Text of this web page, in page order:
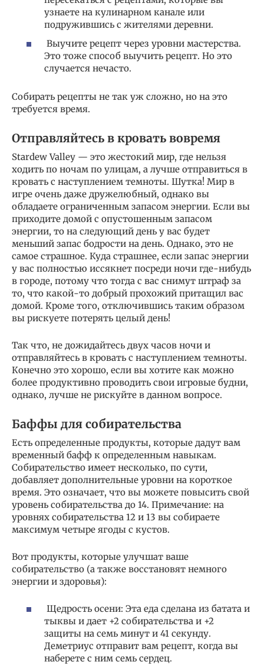
узнаете на кулинарном канале или
подружившись с жителями деревни.
Выучите рецепт через уровни мастерства.
Это тоже способ выучить рецепт. Но это
случается нечасто.
Собирать рецепты не так уж сложно, но на это
требуется время.
Отправляйтесь в кровать вовремя
Stardew Valley — это жестокий мир, где нельзя
ходить по ночам по улицам, а лучше отправиться в
кровать с наступлением темноты. Шутка! Мир в
игре очень даже дружелюбный, однако вы
обладаете ограниченным запасом энергии. Если вы
приходите домой с опустошенным запасом
энергии, то на следующий день у вас будет
меньший запас бодрости на день. Однако, это не
самое страшное. Куда страшнее, если запас энергии
у вас полностью иссякнет посреди ночи где-нибудь
в городе, потому что тогда с вас снимут штраф за
то, что какой-то добрый прохожий притащил вас
домой. Кроме того, отключившись таким образом
вы рискуете потерять целый день!
Так что, не дожидайтесь двух часов ночи и
отправляйтесь в кровать с наступлением темноты.
Конечно это хорошо, если вы хотите как можно
более продуктивно проводить свои игровые будни,
однако, лучше не рискуйте в данном вопросе.
Баффы для собирательства
Есть определенные продукты, которые дадут вам
временный бафф к определенным навыкам.
Собирательство имеет несколько, по сути,
добавляет дополнительные уровни на короткое
время. Это означает, что вы можете повысить свой
уровень собирательства до 14. Примечание: на
уровнях собирательства 12 и 13 вы собираете
максимум четыре ягоды с кустов.
Вот продукты, которые улучшат ваше
собирательство (а также восстановят немного
энергии и здоровья):
Щедрость осени: Эта еда сделана из батата и
тыквы и дает +2 собирательства и +2
защиты на семь минут и 41 секунду.
Деметриус отправит вам рецепт, когда вы
наберете с ним семь сердец.